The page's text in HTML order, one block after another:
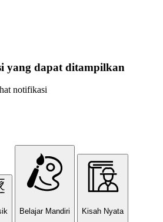
yang dapat ditampilkan
notifikasi
Belajar Mandiri Kisah Nyata